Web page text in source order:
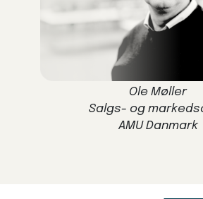
Ole Møller
Salgs- og
AMU Danmark